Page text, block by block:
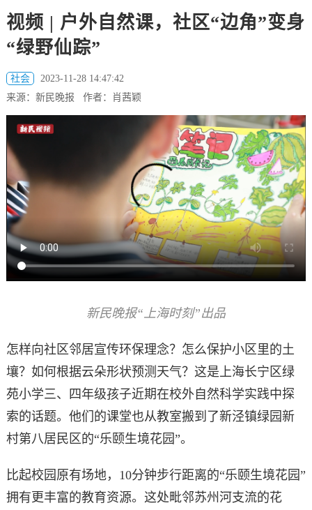
视频 | 户外自然课，社区“边角”变身
“绿野仙踪”
社会
2023-11-28 14:47:42
来源：新民晚报 作者：肖茜颖
新民晚报“上海时刻”出品
怎样向社区邻居宣传环保理念？怎么保护小区里的土
壤？如何根据云朵形状预测天气？这是上海长宁区绿
苑小学三、四年级孩子近期在校外自然科学实践中探
索的话题。他们的课堂也从教室搬到了新泾镇绿园新
村第八居民区的“乐颐生境花园”。
比起校园原有场地，10分钟步行距离的“乐颐生境花园”
拥有更丰富的教育资源。这处毗邻苏州河支流的花